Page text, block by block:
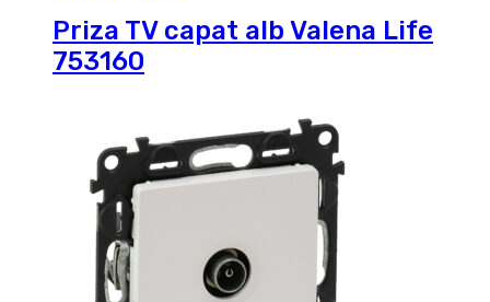
Priza TV capat alb Valena Life
753160